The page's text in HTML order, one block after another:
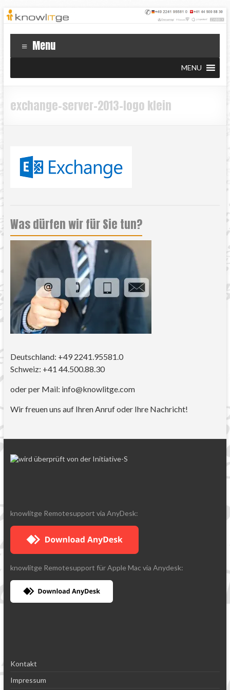
Menu
MENU
exchange-server-2013-logo klein
Was dürfen wir für Sie tun?
Deutschland: +49 2241.95581.0
Schweiz: +41 44.500.88.30
oder per Mail: info@knowlitge.com
Wir freuen uns auf Ihren Anruf oder Ihre Nachricht!
knowlitge Remotesupport via AnyDesk:
knowlitge Remotesupport für Apple Mac via Anydesk:
Kontakt
Impressum